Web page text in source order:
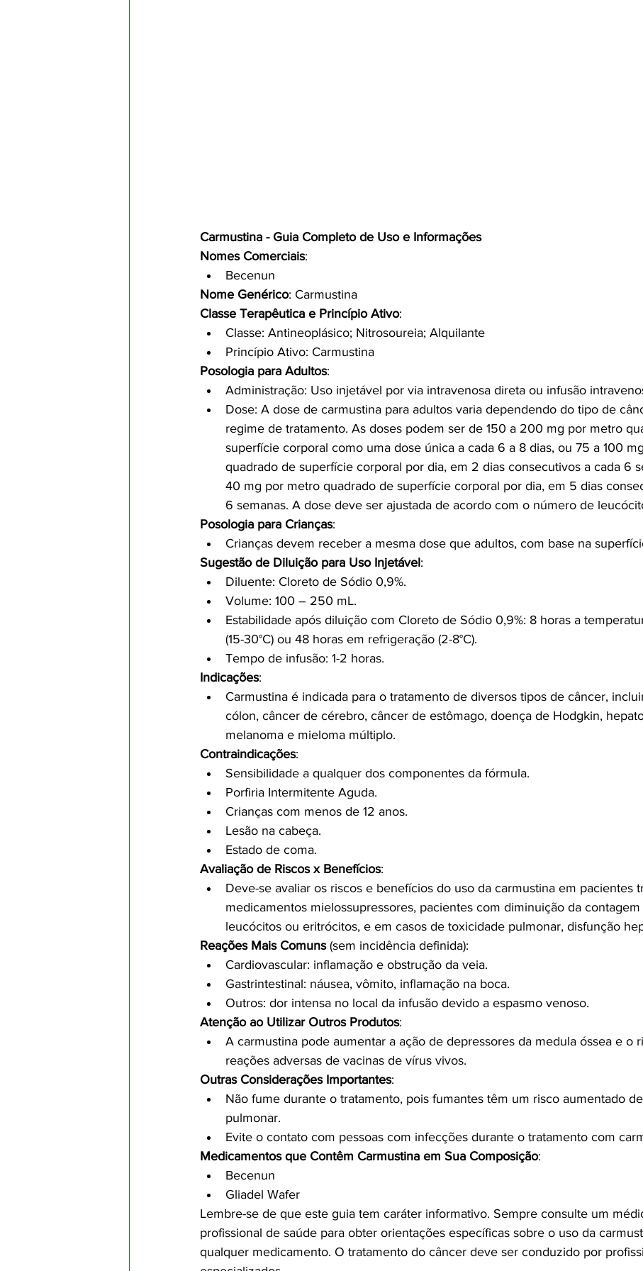
Carmustina - Guia Completo de Uso e Informações
Nomes Comerciais:
Becenun
Nome Genérico: Carmustina
Classe Terapêutica e Princípio Ativo:
Classe: Antineoplásico; Nitrosoureia; Alquilante
Princípio Ativo: Carmustina
Posologia para Adultos:
Administração: Uso injetável por via intravenosa direta ou infusão
Dose: A dose de carmustina para adultos varia dependendo do tipo de
regime de tratamento. As doses podem ser de 150 a 200 mg por metro
superfície corporal como uma dose única a cada 6 a 8 dias, ou 75 a 100
quadrado de superfície corporal por dia, em 2 dias consecutivos a cada 6
40 mg por metro quadrado de superfície corporal por dia, em 5 dias
6 semanas. A dose deve ser ajustada de acordo com o número de
Posologia para Crianças:
Crianças devem receber a mesma dose que adultos, com base na
Sugestão de Diluição para Uso Injetável:
Diluente: Cloreto de Sódio 0,9%.
Volume: 100 – 250 mL.
Estabilidade após diluição com Cloreto de Sódio 0,9%: 8 horas a
(15-30°C) ou 48 horas em refrigeração (2-8°C).
Tempo de infusão: 1-2 horas.
Indicações:
Carmustina é indicada para o tratamento de diversos tipos de câncer,
cólon, câncer de cérebro, câncer de estômago, doença de Hodgkin,
melanoma e mieloma múltiplo.
Contraindicações:
Sensibilidade a qualquer dos componentes da fórmula.
Porfiria Intermitente Aguda.
Crianças com menos de 12 anos.
Lesão na cabeça.
Estado de coma.
Avaliação de Riscos x Benefícios:
Deve-se avaliar os riscos e benefícios do uso da carmustina em pacientes
medicamentos mielossupressores, pacientes com diminuição da
leucócitos ou eritrócitos, e em casos de toxicidade pulmonar, disfunção
Reações Mais Comuns (sem incidência definida):
Cardiovascular: inflamação e obstrução da veia.
Gastrintestinal: náusea, vômito, inflamação na boca.
Outros: dor intensa no local da infusão devido a espasmo venoso.
Atenção ao Utilizar Outros Produtos:
A carmustina pode aumentar a ação de depressores da medula óssea e o
reações adversas de vacinas de vírus vivos.
Outras Considerações Importantes:
Não fume durante o tratamento, pois fumantes têm um risco aumentado
pulmonar.
Evite o contato com pessoas com infecções durante o tratamento com
Medicamentos que Contêm Carmustina em Sua Composição:
Becenun
Gliadel Wafer
Lembre-se de que este guia tem caráter informativo. Sempre consulte um
profissional de saúde para obter orientações específicas sobre o uso da
qualquer medicamento. O tratamento do câncer deve ser conduzido por